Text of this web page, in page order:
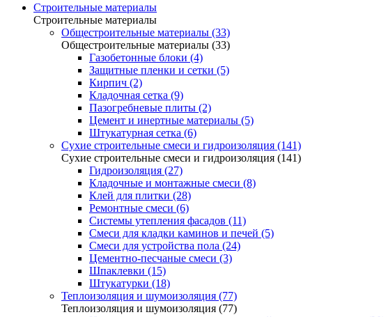
Строительные материалы
Строительные материалы
Общестроительные материалы (33)
Общестроительные материалы (33)
Газобетонные блоки (4)
Защитные пленки и сетки (5)
Кирпич (2)
Кладочная сетка (9)
Пазогребневые плиты (2)
Цемент и инертные материалы (5)
Штукатурная сетка (6)
Сухие строительные смеси и гидроизоляция (141)
Сухие строительные смеси и гидроизоляция (141)
Гидроизоляция (27)
Кладочные и монтажные смеси (8)
Клей для плитки (28)
Ремонтные смеси (6)
Системы утепления фасадов (11)
Смеси для кладки каминов и печей (5)
Смеси для устройства пола (24)
Цементно-песчаные смеси (3)
Шпаклевки (15)
Штукатурки (18)
Теплоизоляция и шумоизоляция (77)
Теплоизоляция и шумоизоляция (77)